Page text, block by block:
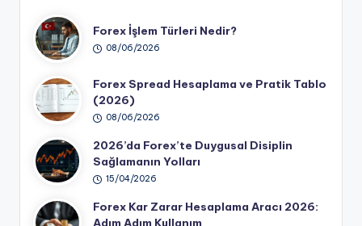
Forex İşlem Türleri Nedir?
08/06/2026
Forex Spread Hesaplama ve Pratik Tablo
(2026)
08/06/2026
2026’da Forex’te Duygusal Disiplin
Sağlamanın Yolları
15/04/2026
Forex Kar Zarar Hesaplama Aracı 2026:
Adım Adım Kullanım